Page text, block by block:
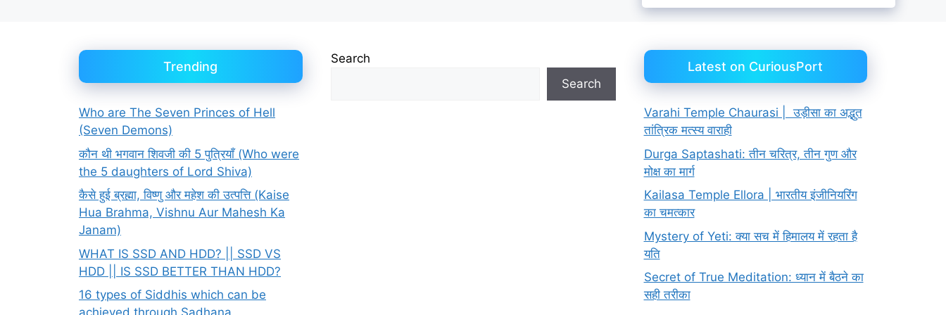
Trending
Who are The Seven Princes of Hell
(Seven Demons)
कौन थी भगवान शिवजी की 5 पुत्रियाँ (Who were
the 5 daughters of Lord Shiva)
कैसे हुई ब्रह्मा, विष्णु और महेश की उत्पत्ति (Kaise
Hua Brahma, Vishnu Aur Mahesh Ka
Janam)
WHAT IS SSD AND HDD? || SSD VS
HDD || IS SSD BETTER THAN HDD?
16 types of Siddhis which can be
achieved through Sadhana
Search
Search
Latest on CuriousPort
Varahi Temple Chaurasi | उड़ीसा का अद्भुत
तांत्रिक मत्स्य वाराही
Durga Saptashati: तीन चरित्र, तीन गुण और
मोक्ष का मार्ग
Kailasa Temple Ellora | भारतीय इंजीनियरिंग
का चमत्कार
Mystery of Yeti: क्या सच में हिमालय में रहता है
यति
Secret of True Meditation: ध्यान में बैठने का
सही तरीका